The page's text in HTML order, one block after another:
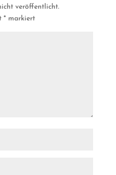
veröffentlicht.
* markiert